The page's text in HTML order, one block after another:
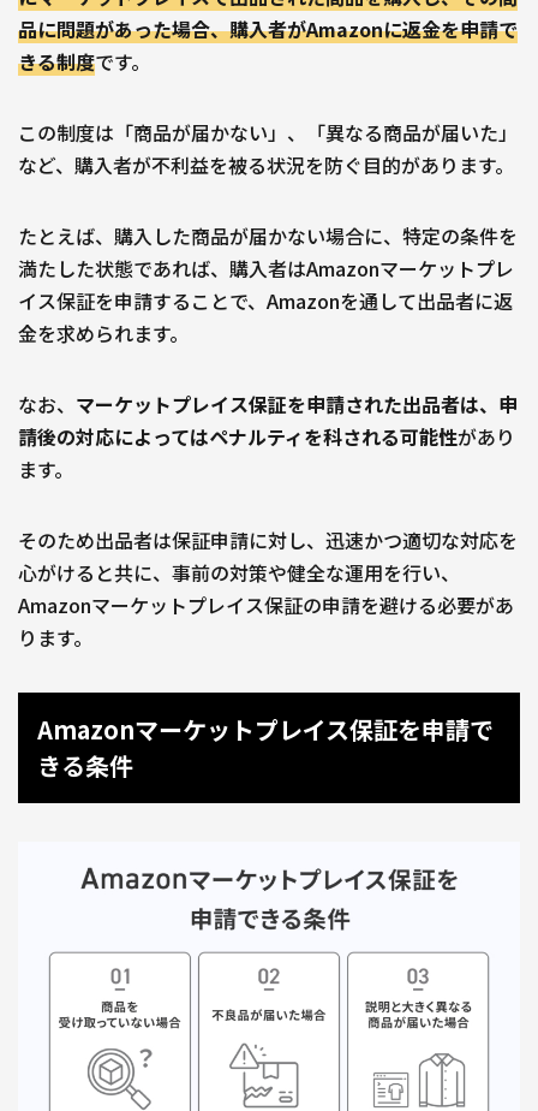
品に問題があった場合、購入者がAmazonに返金を申請で
きる制度です。
この制度は「商品が届かない」、「異なる商品が届いた」
など、購入者が不利益を被る状況を防ぐ目的があります。
たとえば、購入した商品が届かない場合に、特定の条件を
満たした状態であれば、購入者はAmazonマーケットプレ
イス保証を申請することで、Amazonを通して出品者に返
金を求められます。
なお、 マーケットプレイス保証を申請された出品者は、申
請後の対応によってはペナルティを科される可能性があり
ます。
そのため出品者は保証申請に対し、迅速かつ適切な対応を
心がけると共に、事前の対策や健全な運用を行い、
Amazonマーケットプレイス保証の申請を避ける必要があ
ります。
Amazonマーケットプレイス保証を申請で
きる条件